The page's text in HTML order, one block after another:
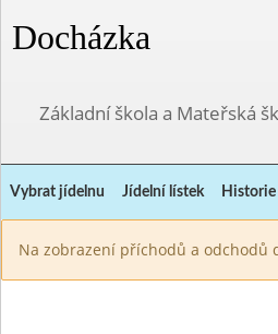
Docházka
Základní škola a Mateřská
Vybrat jídelnu Jídelní lístek Historie
Na zobrazení příchodů a